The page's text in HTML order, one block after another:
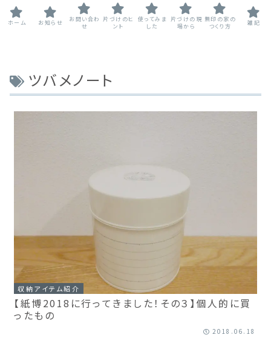
ツバメノート
収納アイテム紹介
【紙博2018に行ってきました！その３】個人的に買
ったもの
2018.06.18
ホーム お知らせ
お問い合わ
せ
片づけのヒ
ント
使ってみま
した
片づけの現
場から
無印の家の
つくり方
雑記